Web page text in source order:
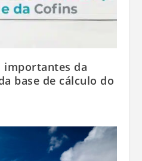
importantes da
base de cálculo do